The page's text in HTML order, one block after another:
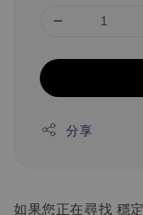
分享
如果您正在尋找 穩